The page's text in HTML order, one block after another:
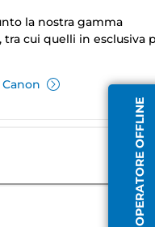
OPERATORE OFFLINE
la nostra gamma
cui quelli in esclusiva